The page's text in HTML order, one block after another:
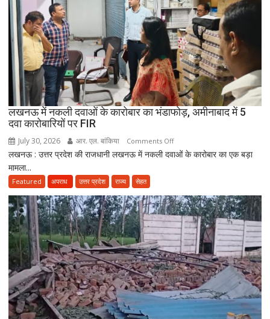
सेवा
जरूरी!
फिर
ही
कर
सकेंगे
PG,
उत्तराखंड
स्वास्थ्य
तैयार
लखनऊ में नकली दवाओं के कारोबार का भंडाफोड़, अमीनाबाद में 5
दवा कारोबारियों पर FIR
July 30, 2026 आर. एल. बांकिया Comments Offon
लखनऊ
दवाओं
के
कारोबार
का
भंडाफोड़,
अमीनाबाद
में
5
दवा
लखनऊ : उत्तर प्रदेश की राजधानी लखनऊ में नकली दवाओं के कारोबार का एक बड़ा
मामला...
Featured अपराध उत्तर प्रदेश राज्य सेहत